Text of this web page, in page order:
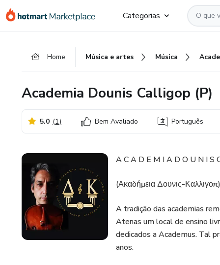
para
para
para
Categorias
Home Música e artes Música
Academia Dounis Calligop (P)
5.0 (1) Bem Avaliado Português
A C A D E M I A D O U N I S
(Ακαδήμεια Δουνις-Καλλιγοπ)
A tradição das academias
Atenas um local de ensino
dedicados a Academus. Tal
anos.